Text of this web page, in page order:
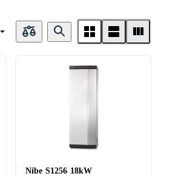
Nibe S1256 18kW